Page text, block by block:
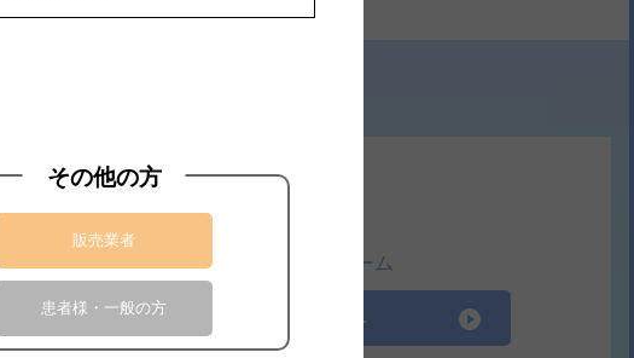
その他の方
販売業者
患者様・一般の方
お問合せフォーム
お問合せへ